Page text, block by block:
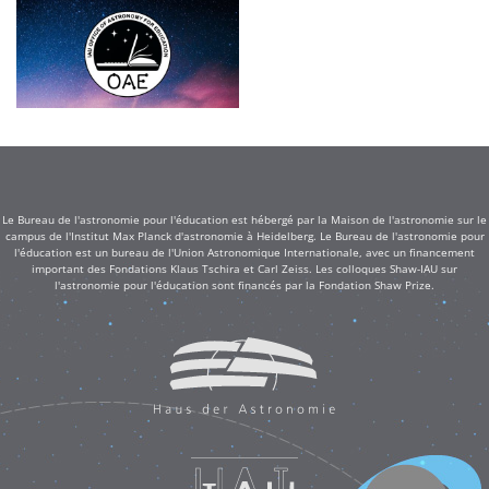
Le Bureau de l'astronomie pour l'éducation est hébergé par la Maison de l'astronomie sur le
campus de l'Institut Max Planck d'astronomie à Heidelberg. Le Bureau de l'astronomie pour
l'éducation est un bureau de l'Union Astronomique Internationale, avec un financement
important des Fondations Klaus Tschira et Carl Zeiss. Les colloques Shaw-IAU sur
l'astronomie pour l'éducation sont financés par la Fondation Shaw Prize.